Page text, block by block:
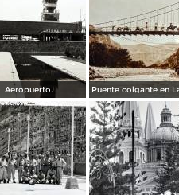
Aeropuerto.